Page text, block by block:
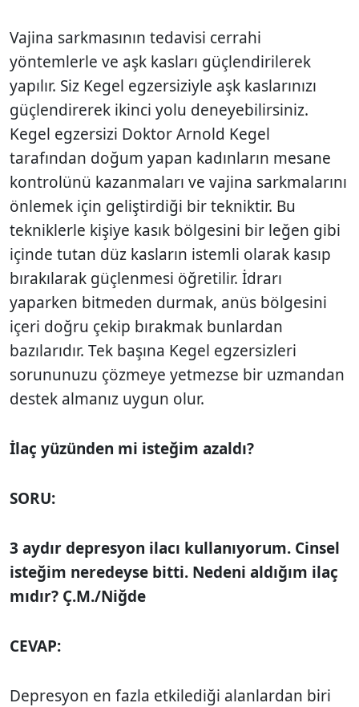
Vajina sarkmasının tedavisi cerrahi
yöntemlerle ve aşk kasları güçlendirilerek
yapılır. Siz Kegel egzersiziyle aşk kaslarınızı
güçlendirerek ikinci yolu deneyebilirsiniz.
Kegel egzersizi Doktor Arnold Kegel
tarafından doğum yapan kadınların mesane
kontrolünü kazanmaları ve vajina sarkmalarını
önlemek için geliştirdiği bir tekniktir. Bu
tekniklerle kişiye kasık bölgesini bir leğen gibi
içinde tutan düz kasların istemli olarak kasıp
bırakılarak güçlenmesi öğretilir. İdrarı
yaparken bitmeden durmak, anüs bölgesini
içeri doğru çekip bırakmak bunlardan
bazılarıdır. Tek başına Kegel egzersizleri
sorununuzu çözmeye yetmezse bir uzmandan
destek almanız uygun olur.
İlaç yüzünden mi isteğim azaldı?
SORU:
3 aydır depresyon ilacı kullanıyorum. Cinsel
isteğim neredeyse bitti. Nedeni aldığım ilaç
mıdır? Ç.M./Niğde
CEVAP:
Depresyon en fazla etkilediği alanlardan biri